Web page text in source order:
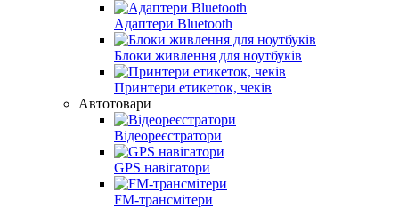
Адаптери Bluetooth
Блоки живлення для ноутбуків
Принтери етикеток, чеків
Автотовари
Відеореєстратори
GPS навігатори
FM-трансмітери